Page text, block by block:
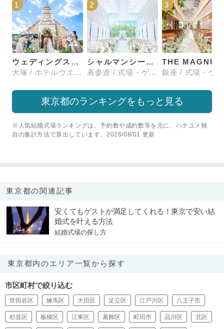
1
ウェディングスホテル・ベルクラシック東京
大塚 / ホテルウエディング
2
シャルマンシーナTOKYO
表参道 / 式場・ゲストハウス
3
東京都のランキングをもっと見る
※人気結婚式場ランキングは、予約数や成約数等を元に、ハナユメ独
自の集計方法で算出しています。2026/08/01 更新
東京都の関連記事
安くてもゲストが満足してくれる！東京で安い結
婚式を叶える方法
結婚式場の探し方
東京都内のエリア一覧から探す
市区町村で絞り込む
世田谷区 練馬区 大田区 足立区 江戸川区 八王子市
杉並区 板橋区 江東区 葛飾区 町田市 品川区 北区